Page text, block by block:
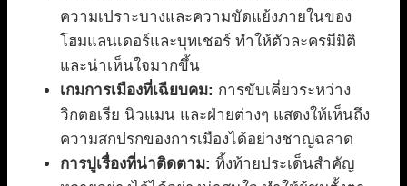
ความเปราะบางและความขัดแย้งภายในของ
โฮมแลนเดอร์และบุทเชอร์ ทำให้ตัวละครมีมิติ
และน่าเห็นใจมากขึ้น
เกมการเมืองที่เฉียบคม: การขับเคี่ยวระหว่าง
วิกตอเรีย นิวแมน และฝ่ายต่างๆ แสดงให้เห็นถึง
ความสกปรกของการเมืองได้อย่างชาญฉลาด
การปูเรื่องที่น่าติดตาม: ทิ้งท้ายประเด็นสำคัญ